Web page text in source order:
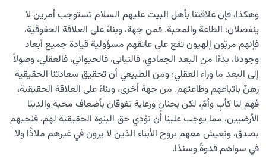
وهكذا، فإن علاقتنا بأهل البيت علیهم السلام تستوجب أمرين لا
ينفصلان: الطاعة والمحبة. فمن جهة، وبناءً على العلاقة الحقوقية،
فإنهم مربّون إلهيون تقع على عاتقهم مسؤولية قيادة جميع أبعاد
وجودنا، بدءًا من البعد الجمادي، فالنباتی، فالحيواني، فالعقلي، وصولاً
إلى البعد ما وراء العقلي؛ ومن الطبيعي أن تحقيق سعادتنا الحقيقية
رهنٌ باتباعهم وطاعتهم. من جهة أخرى، وبناءً على العلاقة الحقيقية،
فهم لنا كأبٍ وأمّ، لكن بحنانٍ ورعاية تفوقان بأضعاف محبة والدينا
الأرضيين، مما يوجب علينا أن نؤدي حق البنوة الحقيقية لهم، فنحبهم
بصدق، ونعيش معهم بروح الأبناء الذين لا يرون في غيرهم ملاذًا ولا
في سواهم قدوةً وسندًا.